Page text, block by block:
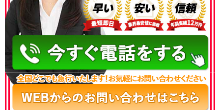
050-3186-4780